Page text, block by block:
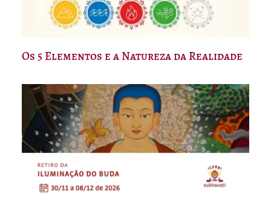
Os 5 Elementos e a Natureza da Realidade